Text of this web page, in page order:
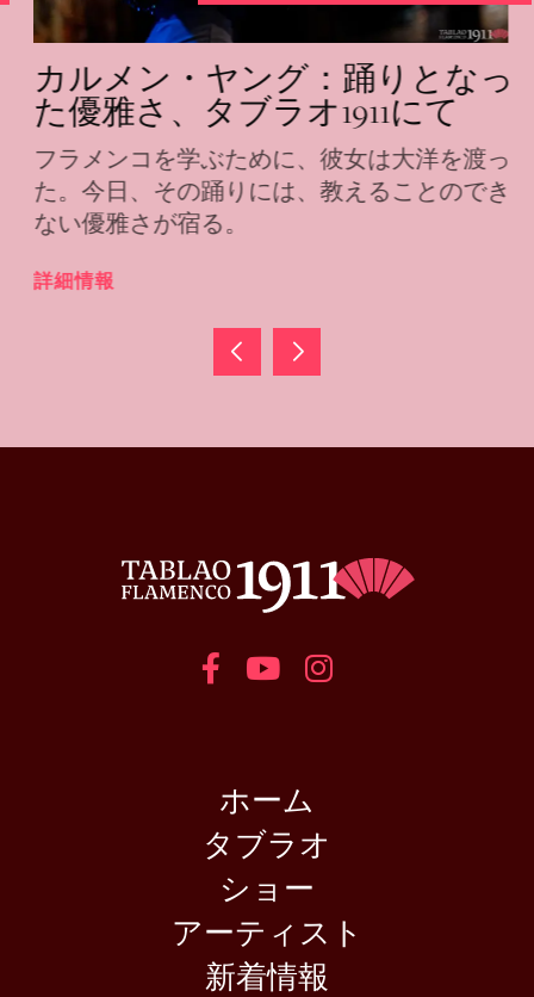
カルメン・ヤング：踊りとなっ
た優雅さ、タブラオ1911にて
フラメンコを学ぶために、彼女は大洋を渡っ
た。今日、その踊りには、教えることのでき
ない優雅さが宿る。
詳細情報
ホーム
タブラオ
ショー
アーティスト
新着情報